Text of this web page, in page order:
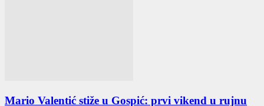
Mario Valentić stiže u Gospić: prvi vikend u rujnu